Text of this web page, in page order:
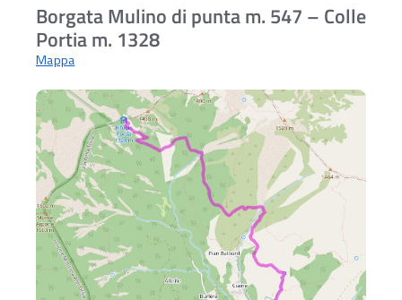
Borgata Mulino di punta m. 547 – Colle
Portia m. 1328
Mappa